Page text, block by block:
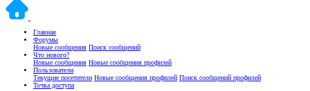
Главная
Форумы
Новые сообщения Поиск сообщений
Что нового?
Новые сообщения Новые сообщения профилей
Пользователи
Текущие посетители Новые сообщения профилей Поиск сообщений профилей
Точка доступа